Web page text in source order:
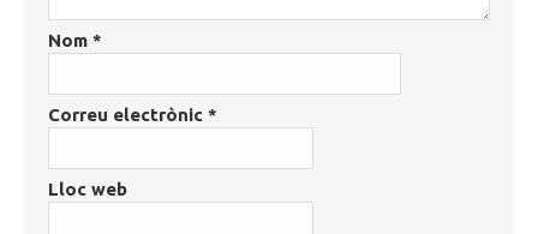
Nom *
Correu electrònic *
Lloc web